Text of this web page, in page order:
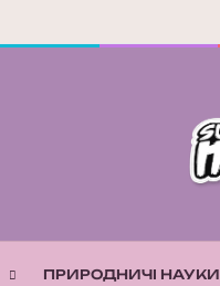
ПРИРОДНИЧІ НАУКИ